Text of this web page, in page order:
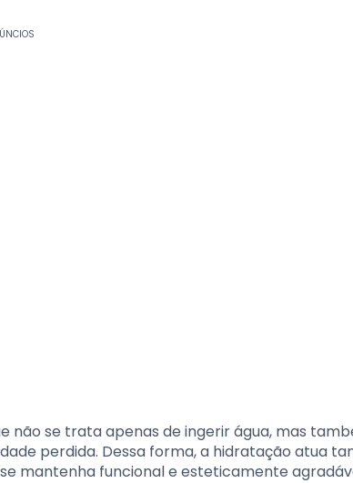
não se trata apenas de ingerir água, mas
perdida. Dessa forma, a hidratação atua
mantenha funcional e esteticamente